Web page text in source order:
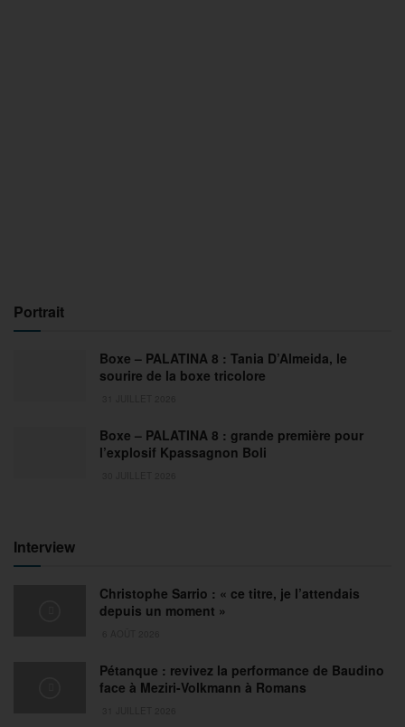
Portrait
Boxe – PALATINA 8 : Tania D’Almeida, le
sourire de la boxe tricolore
Boxe – PALATINA 8 : grande première pour
l’explosif Kpassagnon Boli
Interview
Christophe Sarrio : « ce titre, je l’attendais
depuis un moment »
Pétanque : revivez la performance de Baudino
face à Meziri-Volkmann à Romans